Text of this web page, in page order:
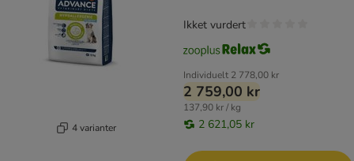
4 varianter
Individuelt 2 778,00 kr
2 759,00 kr
137,90 kr / kg
2 621,05 kr
Ikket vurdert